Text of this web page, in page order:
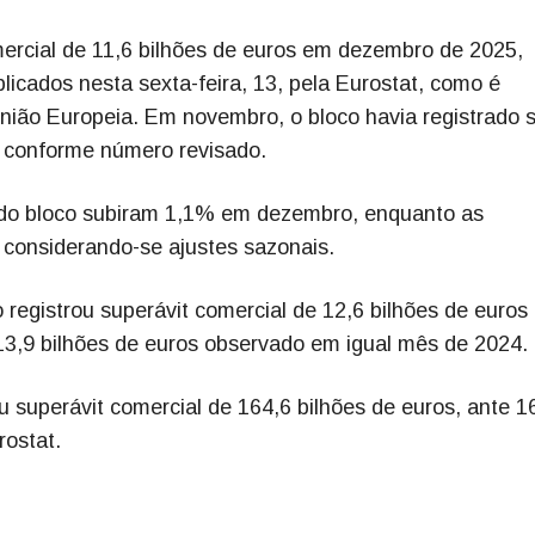
de 11,6 bilhões de euros em dezembro de 2025,
nesta sexta-feira, 13, pela Eurostat, como é
Europeia. Em novembro, o bloco havia registrado
número revisado.
bloco subiram 1,1% em dezembro, enquanto as
se ajustes sazonais.
superávit comercial de 12,6 bilhões de euros
bilhões de euros observado em igual mês de 2024.
superávit comercial de 164,6 bilhões de euros, ante